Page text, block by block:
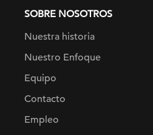
SOBRE NOSOTROS
Nuestra historia
Nuestro Enfoque
Equipo
Contacto
Empleo